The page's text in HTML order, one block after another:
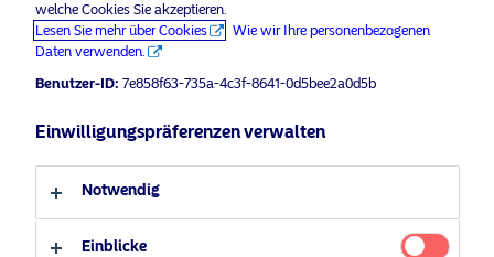
Sprache
welche Cookies Sie akzeptieren.
Lesen Sie mehr über Cookies
Wie wir Ihre personenbezogenen
Daten verwenden.
Benutzer-ID: 7e858f63-735a-4c3f-8641-0d5bee2a0d5b
Einwilligungspräferenzen verwalten
Notwendig
Einblicke